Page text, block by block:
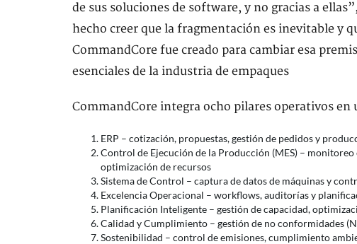
de sus soluciones de software, y no gracias a
hecho creer que la fragmentación es inevitable y
CommandCore fue creado para cambiar esa
esenciales de la industria de empaques
CommandCore integra ocho pilares operativos en
ERP – cotización, propuestas, gestión de pedidos y
Control de Ejecución de la Producción (MES) –
optimización de recursos
Sistema de Control – captura de datos de máquinas y
Excelencia Operacional – workflows, auditorías y
Planificación Inteligente – gestión de capacidad,
Calidad y Cumplimiento – gestión de no conformidades
Sostenibilidad – control de emisiones, cumplimiento